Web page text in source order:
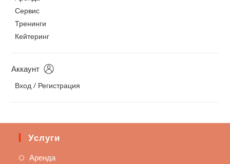
Сервис
Тренинги
Кейтеринг
Аккаунт
Вход / Регистрация
Услуги
Аренда